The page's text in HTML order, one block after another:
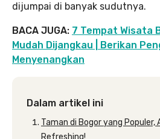
dijumpai di banyak sudutnya.
BACA JUGA: 7 Tempat Wisata
Mudah Dijangkau | Berikan
Menyenangkan
Dalam artikel ini
Taman di Bogor yang
Refreshing!